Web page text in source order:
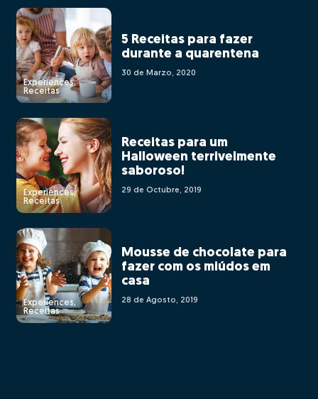
Experiences,
Receitas
5 Receitas para fazer
durante a quarentena
30 de Marzo, 2020
Experiences,
Receitas
Receitas para um
Halloween terrivelmente
saboroso!
29 de Octubre, 2019
Experiences,
Receitas
Mousse de chocolate para
fazer com os miúdos em
casa
28 de Agosto, 2019